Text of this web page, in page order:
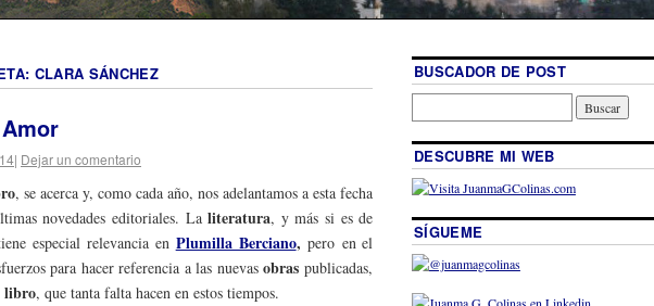
CLARA SÁNCHEZ
| Dejar un comentario
, se acerca y, como cada año, nos adelantamos a esta fecha
novedades editoriales. Laliteratura, y más si es de
especial relevancia en Plumilla Berciano, pero en el
para hacer referencia a las nuevas obraspublicadas,
libro, que tanta falta hacen en estos tiempos.
BUSCADOR DE POST
DESCUBRE MI WEB
SÍGUEME